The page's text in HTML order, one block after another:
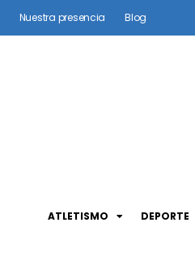
Nuestra presencia Blog
ATLETISMO DEPORTE